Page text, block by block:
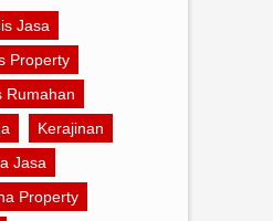
Jasa
Property
Rumahan
Kerajinan
Jasa
Property